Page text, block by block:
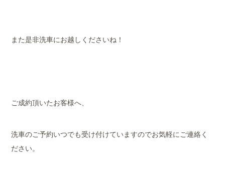
また是非洗車にお越しくださいね！
ご成約頂いたお客様へ、
洗車のご予約いつでも受け付けていますのでお気軽にご連絡く
ださい。